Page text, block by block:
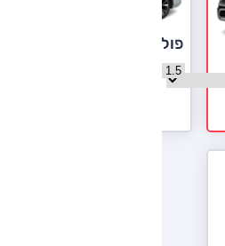
פולקסווגן טיגואן אולספייס
בחר גרסה פולקסווגן טיגואן